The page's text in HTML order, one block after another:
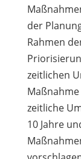
der
Rahmen
zeitlichen
zeitliche
10 Jahre